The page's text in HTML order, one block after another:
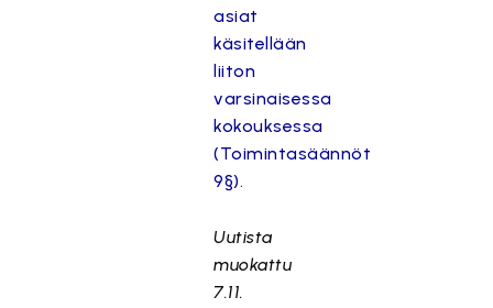
asiat
käsitellään
liiton
varsinaisessa
kokouksessa
(Toimintasäännöt
9§).
Uutista
muokattu
7.11.